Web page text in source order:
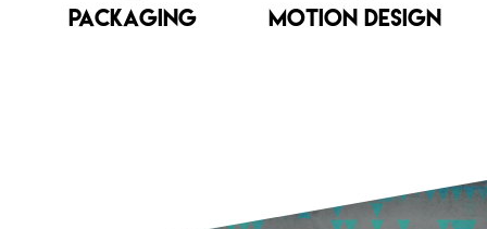
packaging motion design